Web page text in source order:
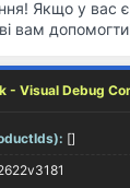
права
- Visual Debug
[]